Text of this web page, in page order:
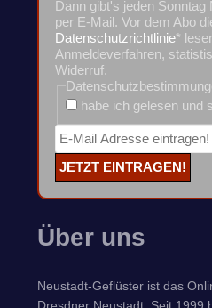
Dann gibt's jeden Sonntag
per E-Mail. Vor dem Abo
Datenschutzrichtlinie*
Anmeldeverfahren,
Widerruf.
habe ich gelesen und
Über uns
Neustadt-Geflüster ist das